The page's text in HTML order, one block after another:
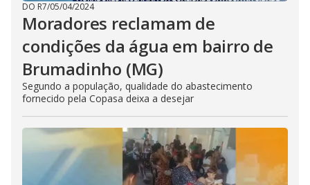
DO R7/05/04/2024
Moradores reclamam de
condições da água em bairro de
Brumadinho (MG)
Segundo a população, qualidade do abastecimento
fornecido pela Copasa deixa a desejar